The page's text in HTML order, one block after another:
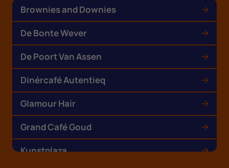
Brownies and Downies
De Bonte Wever
De Poort Van Assen
Dinércafé Autentieq
Glamour Hair
Grand Café Goud
Kunstplaza